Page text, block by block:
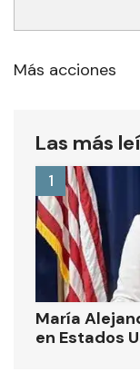
Más acciones
Las más
María
en Estados
1